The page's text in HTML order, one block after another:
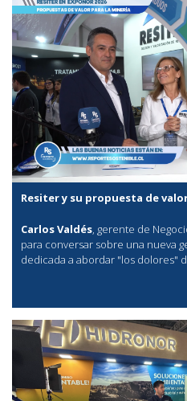
Resiter y su propuesta de
Carlos Valdés, gerente de
para conversar sobre una nueva
dedicada a abordar "los dolores"